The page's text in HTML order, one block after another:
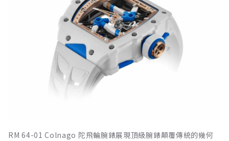
RM 64-01 Colnago 陀飛輪腕錶展現頂級腕錶顛覆傳統的幾何